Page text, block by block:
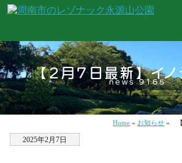
【2月7日最新】イノ
news 9165
Home » お知らせ »
2025年2月7日